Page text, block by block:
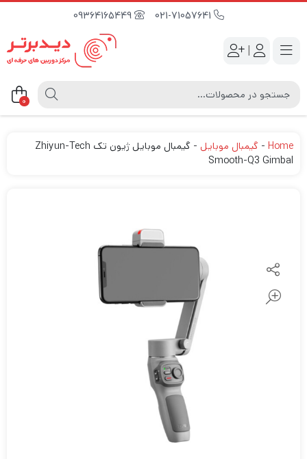
09364165449
|
0
Home
- گیمبال موبایل -
گیمبال موبایل ژیون تک Zhiyun-Tech
Smooth-Q3 Gimbal